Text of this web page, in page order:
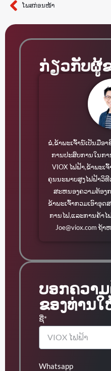
ກ່ອນໜ້າ
ໂພສກ່ອນໜ້າ
ກ່ຽວກັບຜູ້
ຂໍ,ຂ້າພະເຈົ້ານ໌ເປັນມືອ
ການປະສົບການໃນກ
VIOX ໄຟຟ້າ,ຂ້າພະ
ຄຸນນະພາບສູງໄຟຟ້າວິ
ສະຫນອງຄວາມຕ້ອງ
ຂ້າພະເຈົ້າກວມເອົາອຸດ
ການໄຟ,ແລະການຄ້າໄ
Joe@viox.com ຖ້າ
ບອກຄວາ
ຂອງທ່ານ
ຊື່*
Whatsapp